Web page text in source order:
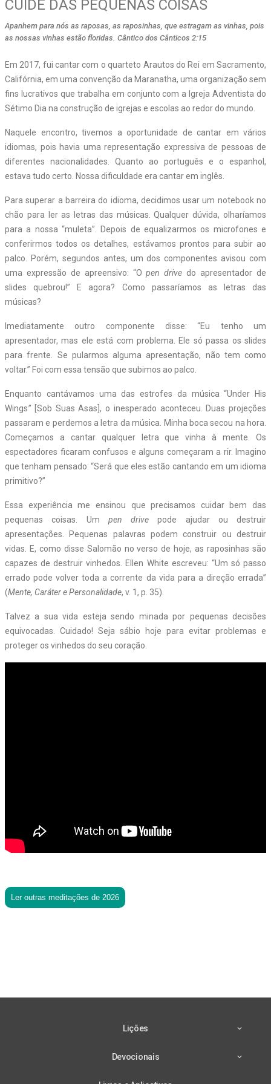
CUIDE DAS PEQUENAS COISAS
Apanhem para nós as raposas, as raposinhas, que estragam as vinhas, pois
as nossas vinhas estão floridas. Cântico dos Cânticos 2:15
Em 2017, fui cantar com o quarteto Arautos do Rei em Sacramento,
Califórnia, em uma convenção da Maranatha, uma organização sem
fins lucrativos que trabalha em conjunto com a Igreja Adventista do
Sétimo Dia na construção de igrejas e escolas ao redor do mundo.
Naquele encontro, tivemos a oportunidade de cantar em vários
idiomas, pois havia uma representação expressiva de pessoas de
diferentes nacionalidades. Quanto ao português e o espanhol,
estava tudo certo. Nossa dificuldade era cantar em inglês.
Para superar a barreira do idioma, decidimos usar um notebook no
chão para ler as letras das músicas. Qualquer dúvida, olharíamos
para a nossa “muleta”. Depois de equalizarmos os microfones e
conferirmos todos os detalhes, estávamos prontos para subir ao
palco. Porém, segundos antes, um dos componentes avisou com
uma expressão de apreensivo: “Open drive do apresentador de
slides quebrou!” E agora? Como passaríamos as letras das
músicas?
Imediatamente outro componente disse: “Eu tenho um
apresentador, mas ele está com problema. Ele só passa os slides
para frente. Se pularmos alguma apresentação, não tem como
voltar.” Foi com essa tensão que subimos ao palco.
Enquanto cantávamos uma das estrofes da música “Under His
Wings” [Sob Suas Asas], o inesperado aconteceu. Duas projeções
passaram e perdemos a letra da música. Minha boca secou na hora.
Começamos a cantar qualquer letra que vinha à mente. Os
espectadores ficaram confusos e alguns começaram a rir. Imagino
que tenham pensado: “Será que eles estão cantando em um idioma
primitivo?”
Essa experiência me ensinou que precisamos cuidar bem das
pequenas coisas. Um pen drivepode ajudar ou destruir
apresentações. Pequenas palavras podem construir ou destruir
vidas. E, como disse Salomão no verso de hoje, as raposinhas são
capazes de destruir vinhedos. Ellen White escreveu: “Um só passo
errado pode volver toda a corrente da vida para a direção errada”
(Mente, Caráter e Personalidade, v. 1, p. 35).
Talvez a sua vida esteja sendo minada por pequenas decisões
equivocadas. Cuidado! Seja sábio hoje para evitar problemas e
proteger os vinhedos do seu coração.
Ler outras meditações de 2026
Lições
Devocionais